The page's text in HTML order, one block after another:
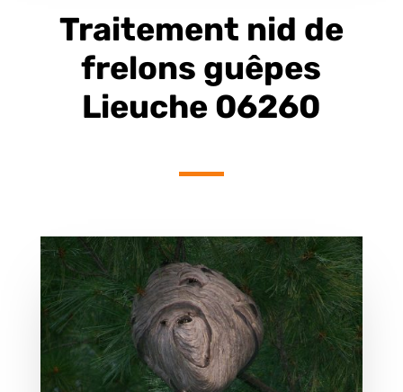
Traitement nid de
frelons guêpes
Lieuche 06260